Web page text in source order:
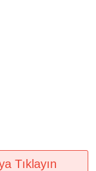
Tıklayın